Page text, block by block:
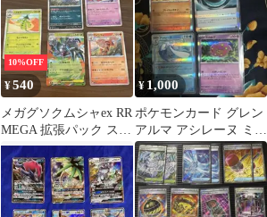
10%OFF
¥540
メガグソクムシャex RR
MEGA 拡張パック スト
ームエメラルダ キラ
0…
¥ 1,000
ポケモンカード グレン
アルマ アシレーヌ ミカ
ルゲ シャドーエネルギ
ー